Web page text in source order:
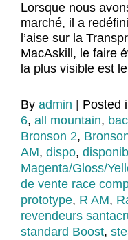
Lorsque nous
marché, il a
l’aise sur la
MacAskill, le faire
la plus visible est
By admin Posted
6, all mountain,
Bronson 2,
AM, dispo,
Magenta/Gloss/
de vente race
prototype, R AM,
revendeurs
standard Boost,